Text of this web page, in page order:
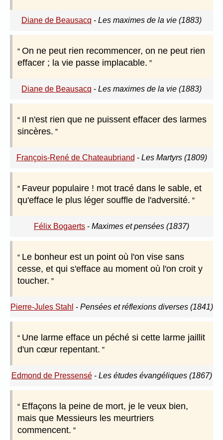
Diane de Beausacq - Les maximes de la vie (1883)
On ne peut rien recommencer, on ne peut rien
effacer ; la vie passe implacable.
Diane de Beausacq - Les maximes de la vie (1883)
Il n'est rien que ne puissent effacer des larmes
sincères.
François-René de Chateaubriand - Les Martyrs (1809)
Faveur populaire ! mot tracé dans le sable, et
qu'efface le plus léger souffle de l'adversité.
Félix Bogaerts - Maximes et pensées (1837)
Le bonheur est un point où l'on vise sans
cesse, et qui s'efface au moment où l'on croit y
toucher.
Pierre-Jules Stahl - Pensées et réflexions diverses (1841)
Une larme efface un péché si cette larme jaillit
d'un cœur repentant.
Edmond de Pressensé- Les études évangéliques (1867)
Effaçons la peine de mort, je le veux bien,
mais que Messieurs les meurtriers
commencent.